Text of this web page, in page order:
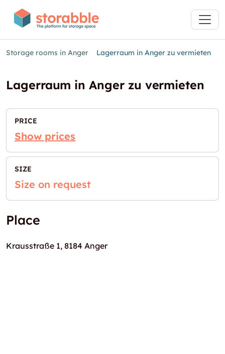
Storage rooms in Anger Lagerraum in Anger zu vermieten
Lagerraum in Anger zu vermieten
PRICE
Show prices
SIZE
Size on request
Place
Krausstraße 1, 8184 Anger